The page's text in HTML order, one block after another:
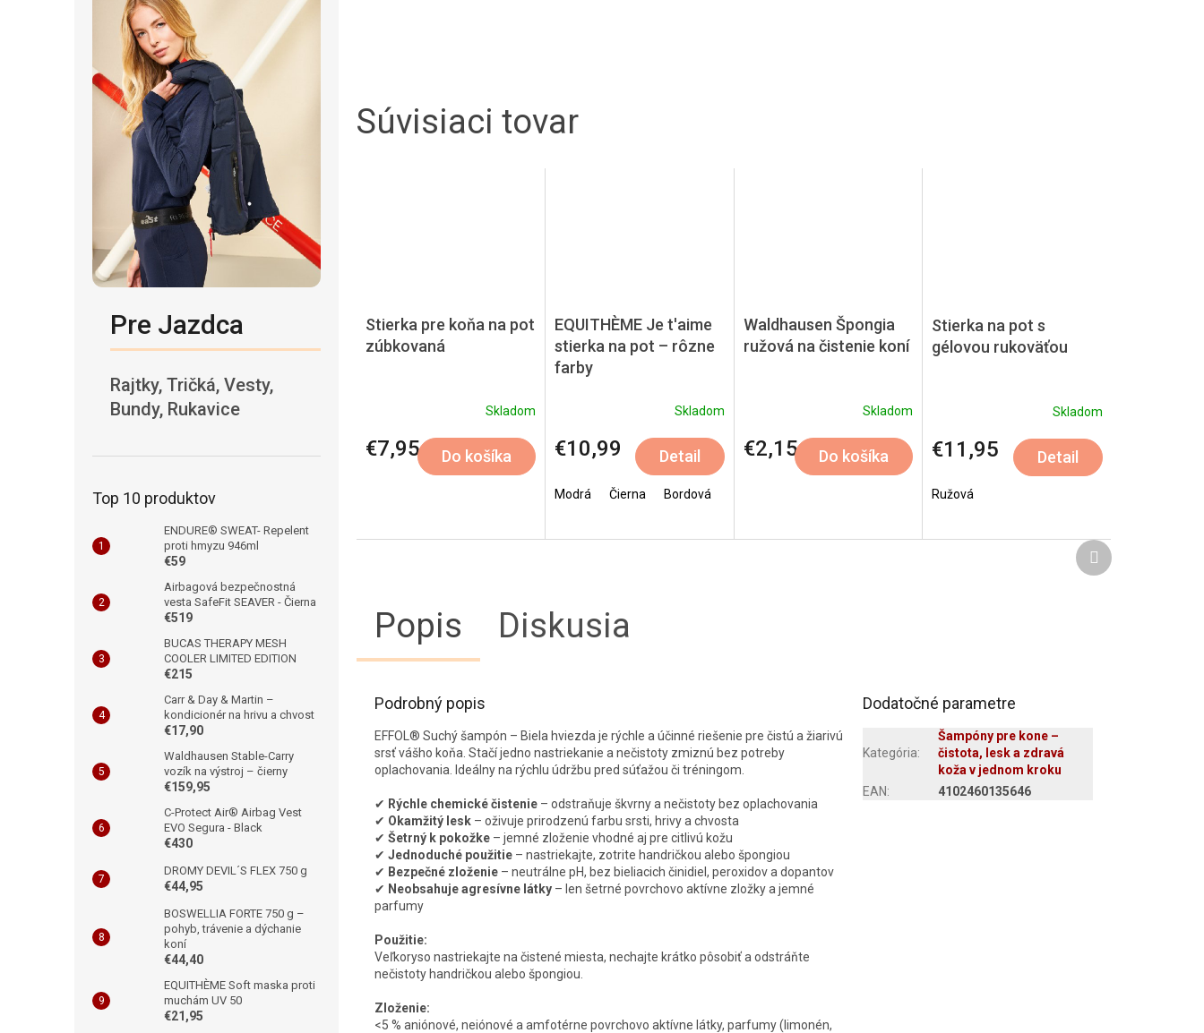
Pre Jazdca
Rajtky, Tričká, Vesty,
Bundy, Rukavice
Top 10 produktov
ENDURE® SWEAT- Repelent
proti hmyzu 946ml
€59
Airbagová bezpečnostná
vesta SafeFit SEAVER - Čierna
€519
BUCAS THERAPY MESH
COOLER LIMITED EDITION
€215
Carr & Day & Martin –
kondicionér na hrivu a chvost
€17,90
Waldhausen Stable-Carry
vozík na výstroj – čierny
€159,95
C-Protect Air® Airbag Vest
EVO Segura - Black
€430
DROMY DEVIL´S FLEX 750 g
€44,95
BOSWELLIA FORTE 750 g –
pohyb, trávenie a dýchanie
koní
€44,40
EQUITHÈME Soft maska proti
muchám UV 50
€21,95
Súvisiaci tovar
Stierka pre koňa na pot
zúbkovaná
Skladom
€7,95 Do košíka
EQUITHÈME Je t'aime
stierka na pot – rôzne
farby
Skladom
€10,99 Detail
Modrá Čierna Bordová
Waldhausen Špongia
ružová na čistenie koní
Skladom
€2,15 Do košíka
Stierka na pot s
gélovou rukoväťou
Skladom
€11,95 Detail
Ružová
Ďalší
produkt
Popis Diskusia
Podrobný popis
EFFOL® Suchý šampón – Biela hviezda je rýchle a účinné riešenie pre čistú a žiarivú
srsť vášho koňa. Stačí jedno nastriekanie a nečistoty zmiznú bez potreby
oplachovania. Ideálny na rýchlu údržbu pred súťažou či tréningom.
✔ Rýchle chemické čistenie – odstraňuje škvrny a nečistoty bez oplachovania
✔ Okamžitý lesk – oživuje prirodzenú farbu srsti, hrivy a chvosta
✔ Šetrný k pokožke – jemné zloženie vhodné aj pre citlivú kožu
✔ Jednoduché použitie – nastriekajte, zotrite handričkou alebo špongiou
✔ Bezpečné zloženie – neutrálne pH, bez bieliacich činidiel, peroxidov a dopantov
✔ Neobsahuje agresívne látky – len šetrné povrchovo aktívne zložky a jemné
parfumy
Použitie:
Veľkoryso nastriekajte na čistené miesta, nechajte krátko pôsobiť a odstráňte
nečistoty handričkou alebo špongiou.
Zloženie:
<5 % aniónové, neiónové a amfotérne povrchovo aktívne látky, parfumy (limonén,
Dodatočné parametre
Kategória:
Šampóny pre kone –
čistota, lesk a zdravá
koža v jednom kroku
EAN: 4102460135646